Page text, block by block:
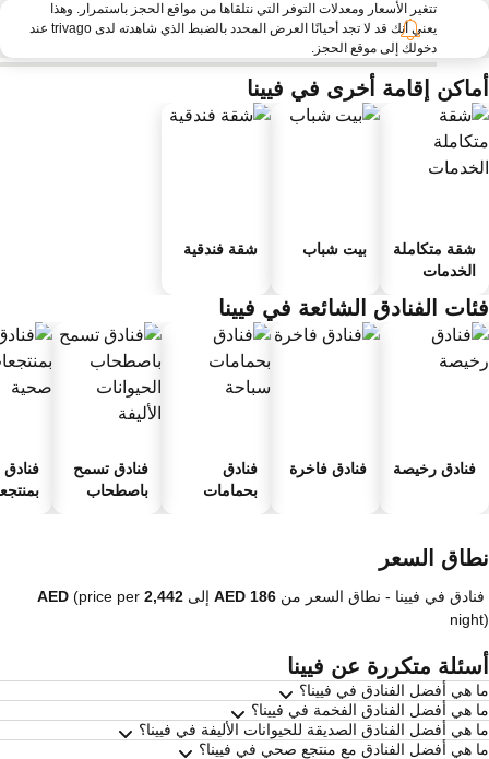
تتغير الأسعار ومعدلات التوفر التي نتلقاها من مواقع الحجز باستمرار. وهذا
يعني أنك قد لا تجد أحيانًا العرض المحدد بالضبط الذي شاهدته لدى trivago عند
دخولك إلى موقع الحجز.
إقامة أخرى في فيينا
شقة متكاملة
الخدمات
بيت شباب شقة فندقية
الفنادق الشائعة في فيينا
فنادق رخيصة فنادق فاخرة
فنادق
بحمامات
فنادق تسمح
باصطحاب
فنادق
السعر
في فيينا - نطاق السعرمن إلى
(price per
متكررة عن فيينا
هي أفضل الفنادق في فيينا؟
هي أفضل الفنادق الفخمة في فيينا؟
هي أفضل الفنادق الصديقة للحيوانات الأليفة في فيينا؟
هي أفضل الفنادق مع منتجع صحي في فيينا؟